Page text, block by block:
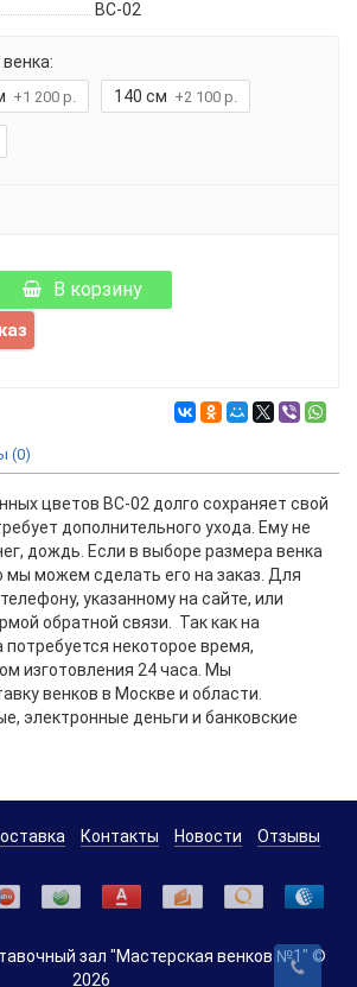
ВС-02
+1 200 р. 140 см +2 100 р.
В корзину
(0)
цветов BC-02 долго сохраняет свой
дополнительного ухода. Ему не
дождь. Если в выборе размера венка
мы можем сделать его на заказ. Для
указанному на сайте, или
обратной связи. Так как на
потребуется некоторое время,
изготовления 24 часа. Мы
венков в Москве и области.
электронные деньги и банковские
Контакты Новости Отзывы
зал "Мастерская венков №1" ©
2026